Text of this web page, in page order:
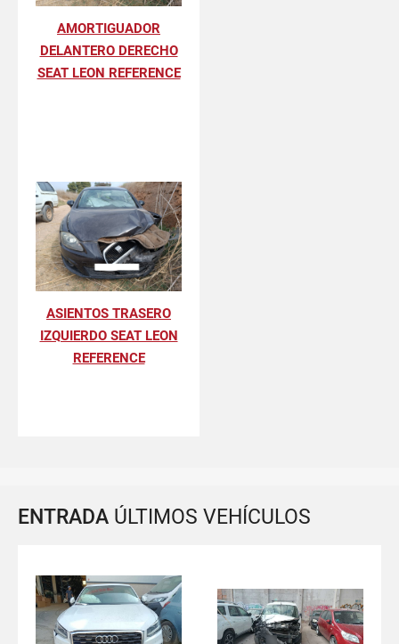
AMORTIGUADOR
DELANTERO DERECHO
SEAT LEON REFERENCE
ASIENTOS TRASERO
IZQUIERDO SEAT LEON
REFERENCE
ENTRADA ÚLTIMOS VEHÍCULOS